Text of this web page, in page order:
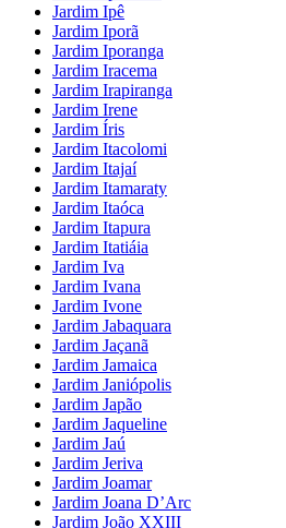
Jardim Ipê
Jardim Iporã
Jardim Iporanga
Jardim Iracema
Jardim Irapiranga
Jardim Irene
Jardim Íris
Jardim Itacolomi
Jardim Itajaí
Jardim Itamaraty
Jardim Itaóca
Jardim Itapura
Jardim Itatiáia
Jardim Iva
Jardim Ivana
Jardim Ivone
Jardim Jabaquara
Jardim Jaçanã
Jardim Jamaica
Jardim Janiópolis
Jardim Japão
Jardim Jaqueline
Jardim Jaú
Jardim Jeriva
Jardim Joamar
Jardim Joana D’Arc
Jardim João XXIII